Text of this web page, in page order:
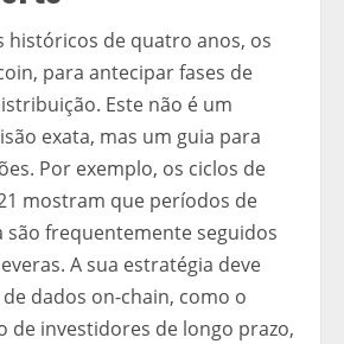
históricos de quatro anos, os
para antecipar fases de
Este não é um
exata, mas um guia para
Por exemplo, os ciclos de
mostram que períodos de
são frequentemente seguidos
A sua estratégia deve
dados on-chain, como o
de investidores de longo prazo,